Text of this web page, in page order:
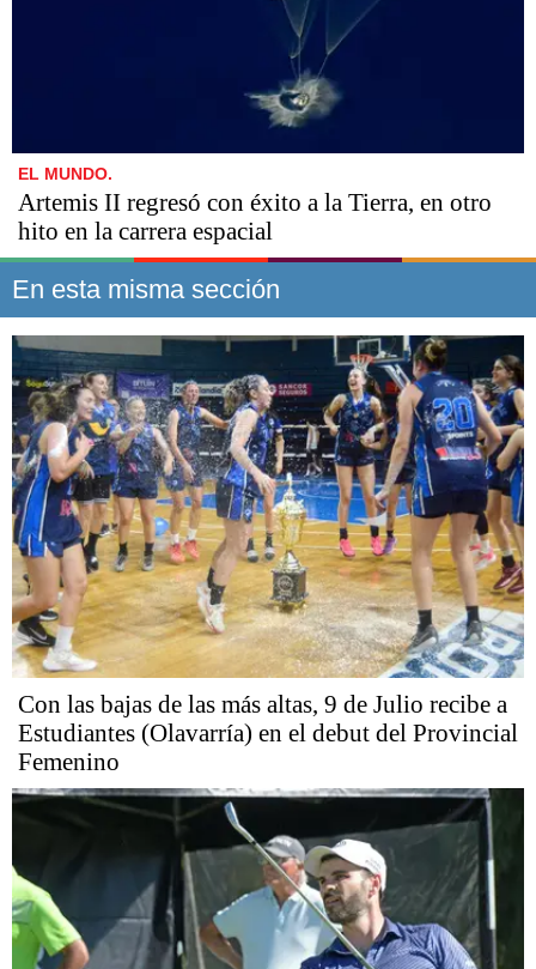
EL MUNDO.
Artemis II regresó con éxito a la Tierra, en otro
hito en la carrera espacial
En esta misma sección
Con las bajas de las más altas, 9 de Julio recibe a
Estudiantes (Olavarría) en el debut del Provincial
Femenino